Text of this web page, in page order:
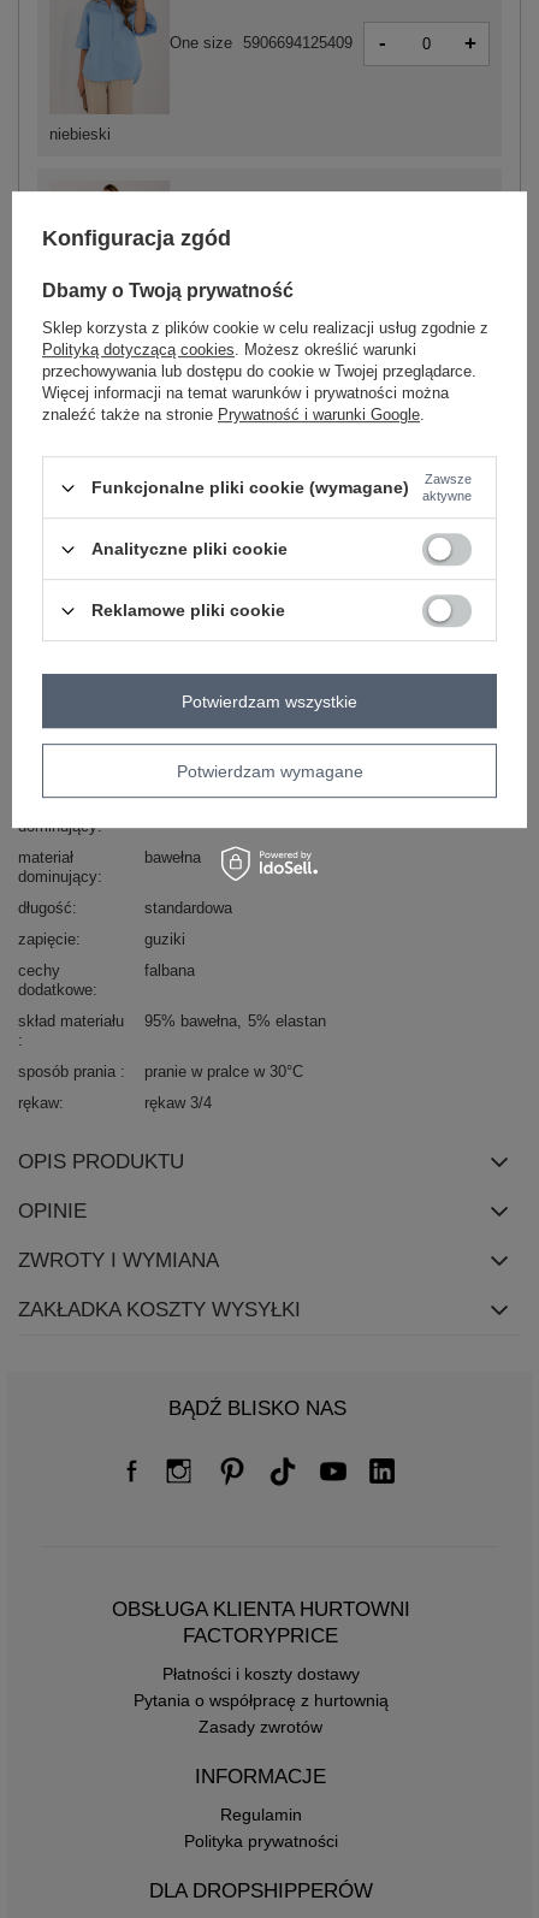
niebieski
One size 5906694125409 - +
jasny beżowy
ZALOGUJ SIĘ I ZOBACZ CENĘ
Masz pytanie? Chętnie pomożemy.
Zadzwoń+48 601 547 740 Zadaj pytanie
skład materiału : 95% bawełna, 5% elastan
ITALY MODA
typ produktu
koszula casualowa
codzienne do pracy wizytowe
dominujący
materiał
dominujący
bawełna
długość
standardowa
zapięcie
guziki
cechy
dodatkowe
falbana
skład materiału 95% bawełna 5% elastan
sposób prania
pranie w pralce w 30°C
rękaw
rękaw 3/4
OPIS PRODUKTU
OPINIE
ZWROTY I WYMIANA
ZAKŁADKA KOSZTY WYSYŁKI
BĄDŹ BLISKO NAS
OBSŁUGA KLIENTA HURTOWNI
FACTORYPRICE
Płatności i koszty dostawy
Pytania o współpracę z hurtownią
Zasady zwrotów
INFORMACJE
Regulamin
Polityka prywatności
DLA DROPSHIPPERÓW
Konfiguracja zgód
Dbamy o Twoją prywatność
Sklep korzysta z plików cookie w celu realizacji usług zgodnie z
Polityką dotyczącą cookies. Możesz określić warunki
przechowywania lub dostępu do cookie w Twojej przeglądarce.
Więcej informacji na temat warunków i prywatności można
znaleźć także na stronie Prywatność i warunki Google.
Funkcjonalne pliki cookie (wymagane)
Zawsze
aktywne
Analityczne pliki cookie
Reklamowe pliki cookie
Potwierdzam wymagane
Potwierdzam wszystkie